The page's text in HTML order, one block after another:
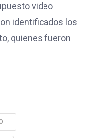
video
identificados los
quienes fueron